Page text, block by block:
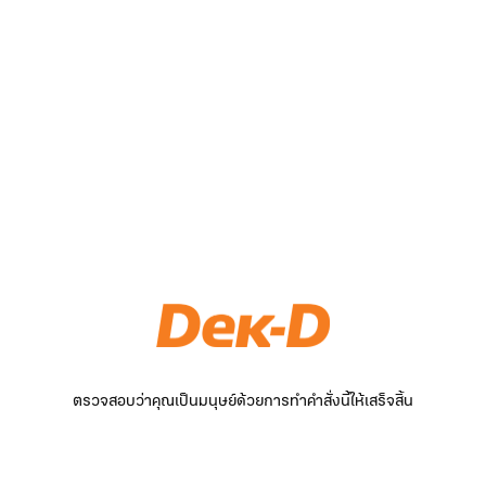
ตรวจสอบว่าคุณเป็นมนุษย์ด้วยการทำคำสั่งนี้ให้เสร็จสิ้น